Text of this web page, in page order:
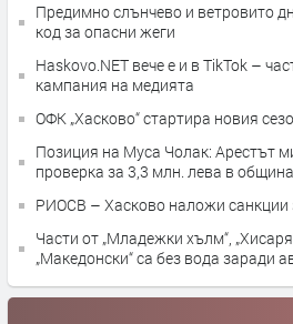
Предимно слънчево и ветровито
код за опасни жеги
Haskovo.NET вече е и в TikTok –
кампания на медията
ОФК „Хасково“ стартира новия
Позиция на Муса Чолак: Арестът
проверка за 3,3 млн. лева в
РИОСВ – Хасково наложи санкции
Части от „Младежки хълм“,
„Македонски“ са без вода заради